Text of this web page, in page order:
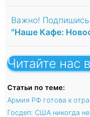
Важно!
"Наше Кафе:
Читайте нас
Статьи по теме:
Армия РФ готова к
Госдеп: США никогда